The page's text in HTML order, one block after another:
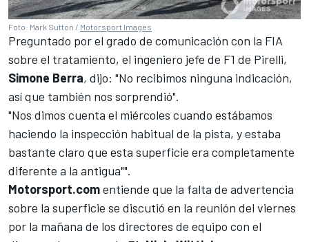
Foto: Mark Sutton / Motorsport Images
Preguntado por el grado de comunicación con la FIA
sobre el tratamiento, el ingeniero jefe de F1 de Pirelli,
Simone Berra, dijo: "No recibimos ninguna indicación,
así que también nos sorprendió".
"Nos dimos cuenta el miércoles cuando estábamos
haciendo la inspección habitual de la pista, y estaba
bastante claro que esta superficie era completamente
diferente a la antigua"".
Motorsport.comentiende que la falta de advertencia
sobre la superficie se discutió en la reunión del viernes
por la mañana de los directores de equipo con el